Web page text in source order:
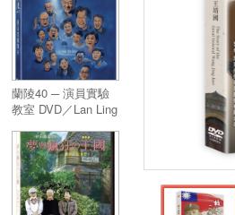
蘭陵40 ─ 演員實驗
教室 DVD／Lan Ling
Actors Studio